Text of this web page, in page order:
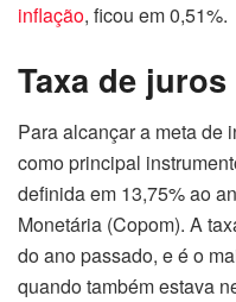
inflação, ficou em 0,51%.
Taxa de juros
Para alcançar a meta de
como principal
definida em 13,75% ao
Monetária (Copom). A
do ano passado, e é o
quando também estava